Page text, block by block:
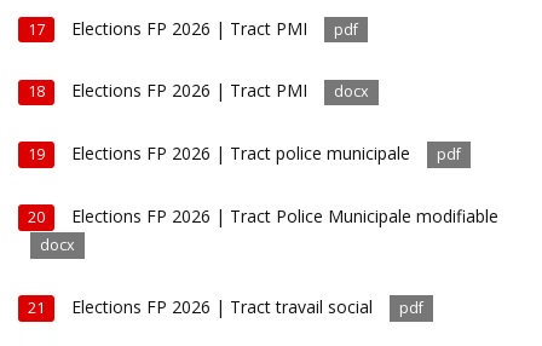
17 Elections FP 2026 | Tract PMI pdf
18 Elections FP 2026 | Tract PMI docx
19 Elections FP 2026 | Tract police municipale pdf
20 Elections FP 2026 | Tract Police Municipale modifiable
docx
21 Elections FP 2026 | Tract travail social pdf